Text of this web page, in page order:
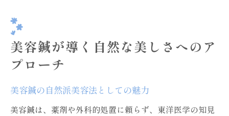
美容鍼が導く自然な美しさへのア
プローチ
美容鍼の自然派美容法としての魅力
美容鍼は、薬剤や外科的処置に頼らず、東洋医学の知見